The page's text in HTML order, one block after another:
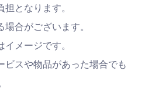
となります。
合がございます。
メージです。
スや物品があった場合でも